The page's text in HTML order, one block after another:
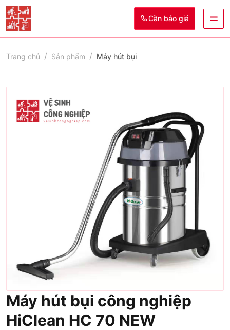
Cần báo giá
Trang chủ Sản phẩm Máy hút bụi
Máy hút bụi công nghiệp
HiClean HC 70 NEW